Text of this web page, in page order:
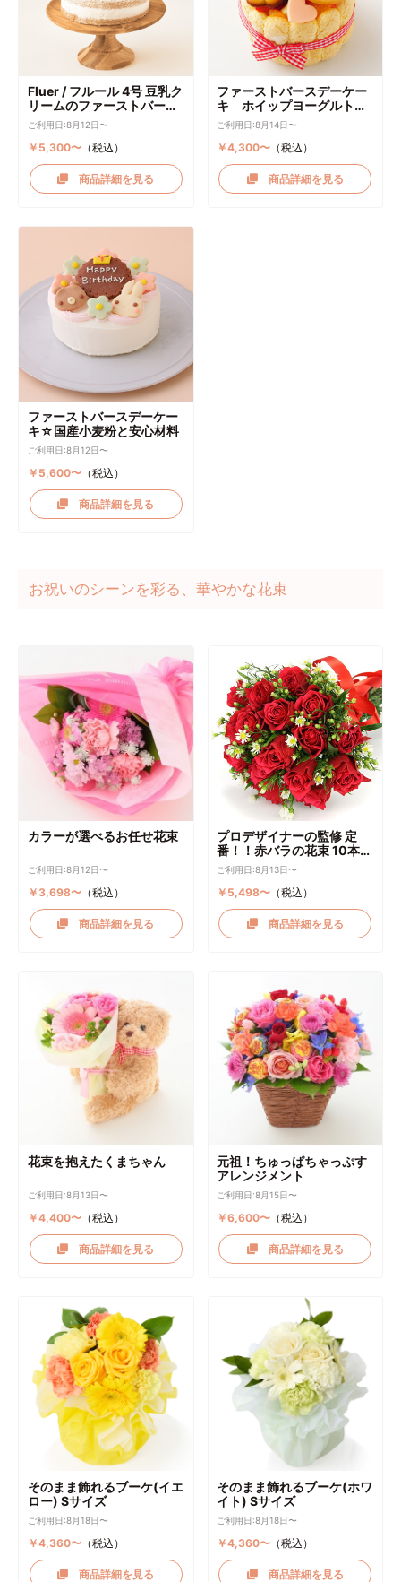
Fluer / フルール 4号 豆乳ク
リームのファーストバース
デーケーキ ケーキトッパー
付き
ご利用日:8月12日〜
￥5,300〜（税込）
商品詳細を見る
ファーストバースデーケー
キ ホイップヨーグルトク
リーム
ご利用日:8月14日〜
￥4,300〜 （税込）
商品詳細を見る
ファーストバースデーケー
キ☆国産小麦粉と安心材料
ご利用日:8月12日〜
￥5,600〜（税込）
商品詳細を見る
お祝いのシーンを彩る、華やかな花束
カラーが選べるお任せ花束
ご利用日:8月12日〜
￥3,698〜（税込）
商品詳細を見る
プロデザイナーの監修 定
番！！赤バラの花束 10本～
選択可能
ご利用日:8月13日〜
￥5,498〜 （税込）
商品詳細を見る
花束を抱えたくまちゃん
ご利用日:8月13日〜
￥4,400〜（税込）
商品詳細を見る
元祖！ちゅっぱちゃっぷす
アレンジメント
ご利用日:8月15日〜
￥6,600〜 （税込）
商品詳細を見る
そのまま飾れるブーケ(イエ
ロー) Sサイズ
ご利用日:8月18日〜
￥4,360〜（税込）
商品詳細を見る
そのまま飾れるブーケ(ホワ
イト) Sサイズ
ご利用日:8月18日〜
￥4,360〜 （税込）
商品詳細を見る